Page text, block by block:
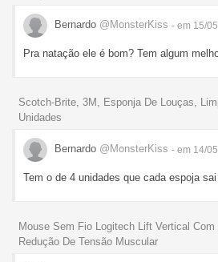
Bernardo @MonsterKiss - em 15/
Pra natação ele é bom? Tem algum
Scotch-Brite, 3M, Esponja De Louças,
Unidades
Bernardo @MonsterKiss - em 14/
Tem o de 4 unidades que cada espoja
Mouse Sem Fio Logitech Lift Vertical
Redução De Tensão Muscular